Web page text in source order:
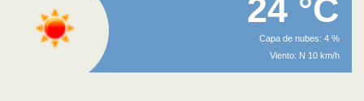
24 °C
Capa de nubes: 4 %
Viento: N 10 km/h